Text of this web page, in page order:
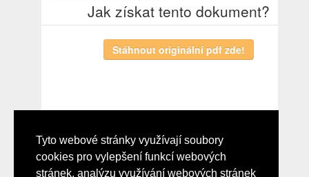
Tyto webové stránky využívají soubory
cookies pro vylepšení funkcí webových
stránek, analýzu využívání webových stránek
Jak získat tento dokument?
Poznámky redaktora
Historie elektomobility 18 Obr.23: Tesla Roadster Tesla S Obr.24: Nissan